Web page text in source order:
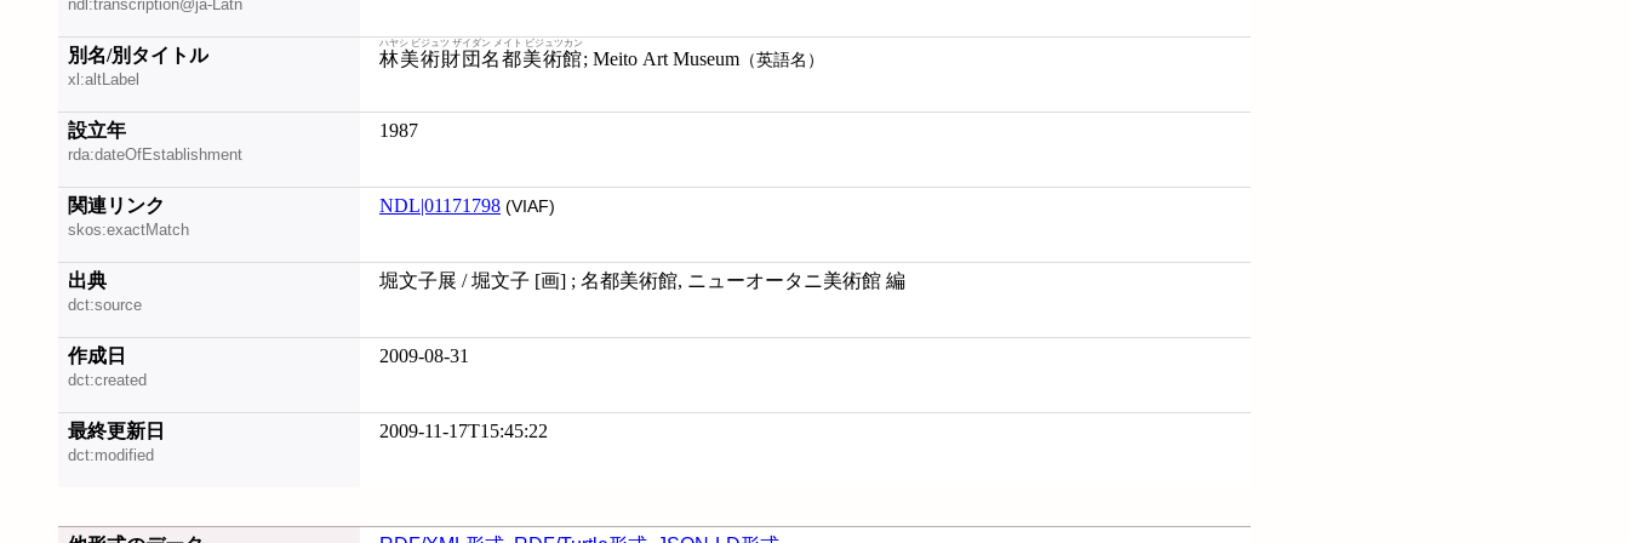
ndl:transcription@ja-Latn
別名/別タイトル
xl:altLabel
林美術財団名都美術館
ハヤシ ビジュツ ザイダン メイト ビジュツカン
; Meito Art Museum （英語名）
設立年
rda:dateOfEstablishment
1987
関連リンク
skos:exactMatch
NDL|01171798 (VIAF)
出典
dct:source
堀文子展 / 堀文子 [画] ; 名都美術館, ニューオータニ美術館 編
作成日
dct:created
2009-08-31
最終更新日
dct:modified
2009-11-17T15:45:22